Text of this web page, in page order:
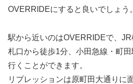
OVERRIDEにすると良いでしょう。
駅から近いのはOVERRIDEで、
札口から徒歩1分、小田急線・町
行くことができます。
リプレッションは原町田大通りに